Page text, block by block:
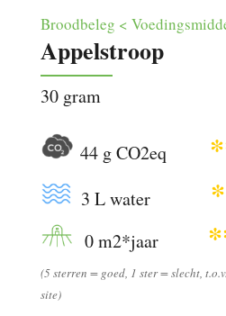
Broodbeleg <
Appelstroop
30 gram
44 g CO2eq
3 L water
0 m2*jaar
(5 sterren = goed, 1 ster = slecht,
site)